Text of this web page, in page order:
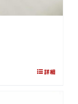
詳細